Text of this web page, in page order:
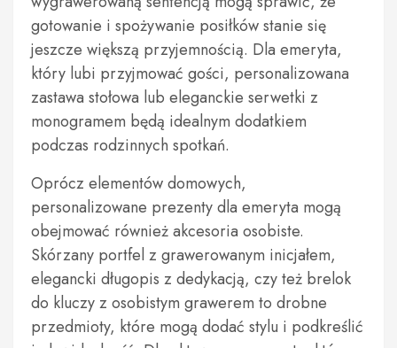
gotowanie i spożywanie posiłków stanie się
jeszcze większą przyjemnością. Dla emeryta,
który lubi przyjmować gości, personalizowana
zastawa stołowa lub eleganckie serwetki z
monogramem będą idealnym dodatkiem
podczas rodzinnych spotkań.
Oprócz elementów domowych,
personalizowane prezenty dla emeryta mogą
obejmować również akcesoria osobiste.
Skórzany portfel z grawerowanym inicjałem,
elegancki długopis z dedykacją, czy też brelok
do kluczy z osobistym grawerem to drobne
przedmioty, które mogą dodać stylu i podkreślić